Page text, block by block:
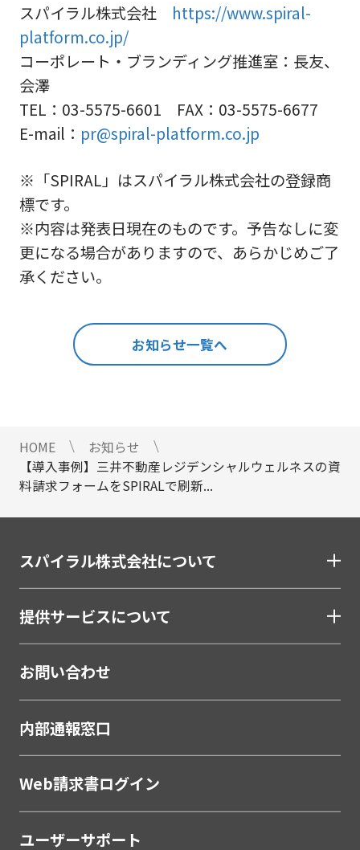
スパイラル株式会社 https://www.spiral-
platform.co.jp/
コーポレート・ブランディング推進室：長友、
会澤
TEL：03-5575-6601 FAX：03-5575-6677
E-mail： pr@spiral-platform.co.jp
※「SPIRAL」はスパイラル株式会社の登録商
標です。
※内容は発表日現在のものです。予告なしに変
更になる場合がありますので、あらかじめご了
承ください。
お知らせ一覧へ
HOME
お知らせ
【導入事例】三井不動産レジデンシャルウェルネスの資
料請求フォームをSPIRALで刷新...
スパイラル株式会社について
提供サービスについて
お問い合わせ
内部通報窓口
Web請求書ログイン
ユーザーサポート